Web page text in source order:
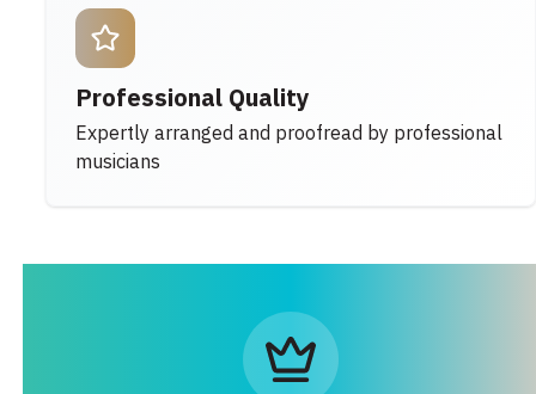
Professional Quality
Expertly arranged and proofread by professional
musicians